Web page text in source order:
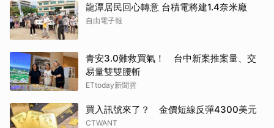
龍潭居民回心轉意 台積電將建1.4奈米廠
自由電子報
青安3.0難救買氣！ 台中新案推案量、交
易量雙雙腰斬
ETtoday新聞雲
買入訊號來了？ 金價短線反彈4300美元
CTWANT